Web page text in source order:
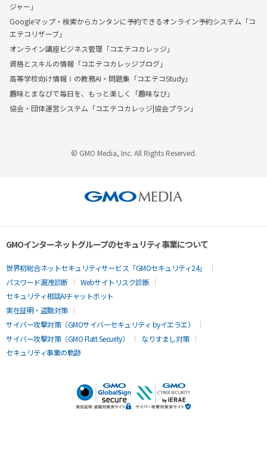
ジャー」
Googleマップ・検索からカンタンに予約できるオンライン予約システム「コ
エテコリザーブ」
オンライン講座ビジネス管理「コエテコカレッジ」
資格とスキルの情報「コエテコカレッジブログ」
高等学校向け情報Ⅰの教務AI・問題集「コエテコStudy」
趣味とまなびで毎日を、もっと楽しく「趣味なび」
協会・団体運営システム「コエテコカレッジ|協会プラン」
© GMO Media, Inc. All Rights Reserved.
GMOインターネットグループのセキュリティ事業について
世界初総合ネットセキュリティサービス「GMOセキュリティ24」
パスワード漏洩診断
Webサイトリスク診断
セキュリティ相談AIチャットボット
実在証明・盗聴対策
サイバー攻撃対策（GMOサイバーセキュリティ byイエラエ）
サイバー攻撃対策（GMO Flatt Security）
なりすまし対策
セキュリティ事業の軌跡